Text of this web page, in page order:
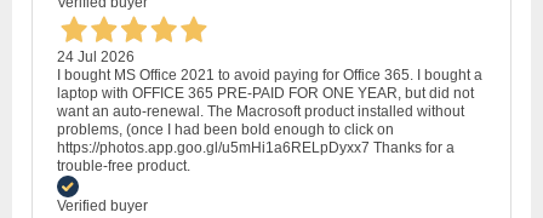
24 Jul 2026
I bought MS Office 2021 to avoid paying for Office 365. I bought a
laptop with OFFICE 365 PRE-PAID FOR ONE YEAR, but did not
want an auto-renewal. The Macrosoft product installed without
problems, (once I had been bold enough to click on
https://photos.app.goo.gl/u5mHi1a6RELpDyxx7 Thanks for a
trouble-free product.
Verified buyer